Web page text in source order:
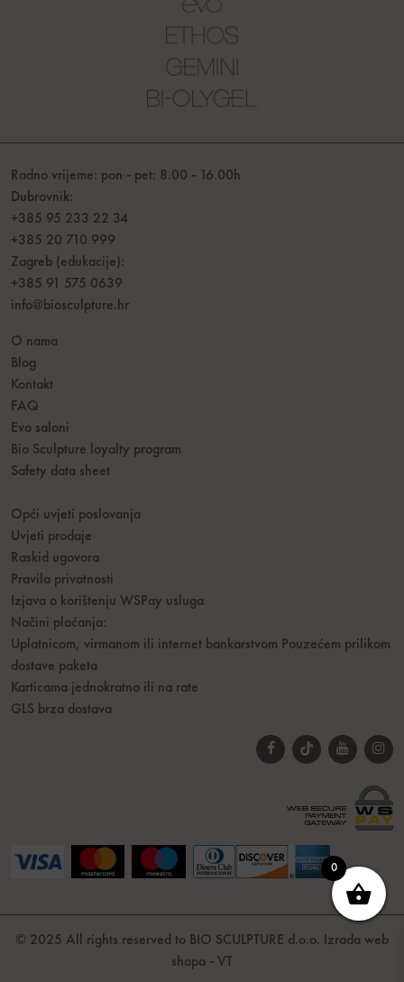
Radno vrijeme: pon - pet: 8.00 - 16.00h
Dubrovnik:
+385 95 233 22 34
+385 20 710 999
Zagreb (edukacije):
+385 91 575 0639
info@biosculpture.hr
O nama
Blog
Kontakt
FAQ
Evo saloni
Bio Sculpture loyalty program
Safety data sheet
Opći uvjeti poslovanja
Uvjeti prodaje
Raskid ugovora
Pravila privatnosti
Izjava o korištenju WSPay usluga
Načini plaćanja:
Uplatnicom, virmanom ili internet bankarstvom Pouzećem prilikom
dostave paketa
Karticama jednokratno ili na rate
GLS brza dostava
© 2025 All rights reserved to BIO SCULPTURE d.o.o.
Izrada web
shopa - VT
0